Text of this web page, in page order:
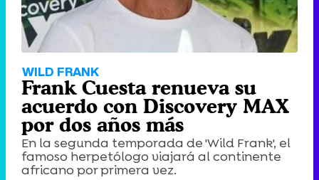
WILD FRANK
Frank Cuesta renueva su
acuerdo con Discovery MAX
por dos años más
En la segunda temporada de 'Wild Frank', el
famoso herpetólogo viajará al continente
africano por primera vez.